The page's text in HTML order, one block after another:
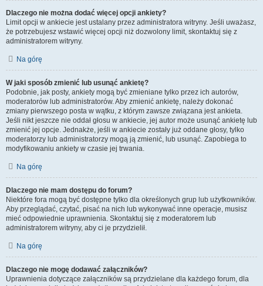
Dlaczego nie można dodać więcej opcji ankiety?
Limit opcji w ankiecie jest ustalany przez administratora witryny. Jeśli uważasz,
że potrzebujesz wstawić więcej opcji niż dozwolony limit, skontaktuj się z
administratorem witryny.
Na górę
W jaki sposób zmienić lub usunąć ankietę?
Podobnie, jak posty, ankiety mogą być zmieniane tylko przez ich autorów,
moderatorów lub administratorów. Aby zmienić ankietę, należy dokonać
zmiany pierwszego posta w wątku, z którym zawsze związana jest ankieta.
Jeśli nikt jeszcze nie oddał głosu w ankiecie, jej autor może usunąć ankietę lub
zmienić jej opcje. Jednakże, jeśli w ankiecie zostały już oddane głosy, tylko
moderatorzy lub administratorzy mogą ją zmienić, lub usunąć. Zapobiega to
modyfikowaniu ankiety w czasie jej trwania.
Na górę
Dlaczego nie mam dostępu do forum?
Niektóre fora mogą być dostępne tylko dla określonych grup lub użytkowników.
Aby przeglądać, czytać, pisać na nich lub wykonywać inne operacje, musisz
mieć odpowiednie uprawnienia. Skontaktuj się z moderatorem lub
administratorem witryny, aby ci je przydzielił.
Na górę
Dlaczego nie mogę dodawać załączników?
Uprawnienia dotyczące załączników są przydzielane dla każdego forum, dla